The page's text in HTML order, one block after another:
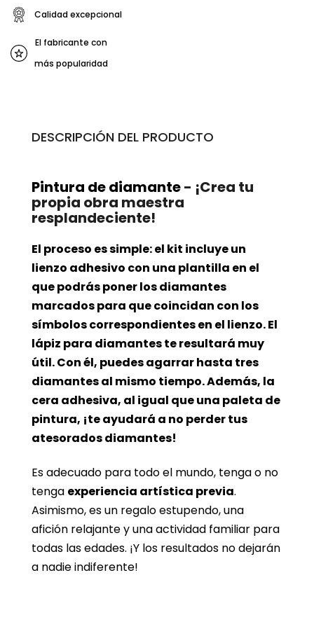
Calidad excepcional
El fabricante con
más popularidad
DESCRIPCIÓN DEL PRODUCTO
Pintura de diamante- ¡Crea tu
propia obra maestra
resplandeciente!
El proceso es simple: el kit incluye un
lienzo adhesivo con una plantilla en el
que podrás poner los diamantes
marcados para que coincidan con los
símbolos correspondientes en el lienzo. El
lápiz para diamantes te resultará muy
útil. Con él, puedes agarrar hasta tres
diamantes al mismo tiempo. Además, la
cera adhesiva, al igual que una paleta de
pintura, ¡te ayudará a no perder tus
atesorados diamantes!
Es adecuado para todo el mundo, tenga o no
tenga experiencia artística previa.
Asimismo, es un regalo estupendo, una
afición relajante y una actividad familiar para
todas las edades. ¡Y los resultados no dejarán
a nadie indiferente!